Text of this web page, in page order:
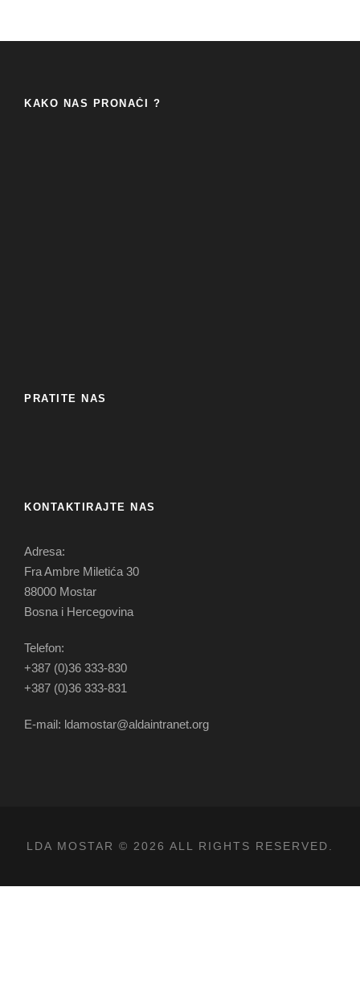
KAKO NAS PRONAĆI ?
PRATITE NAS
KONTAKTIRAJTE NAS
Adresa:
Fra Ambre Miletića 30
88000 Mostar
Bosna i Hercegovina
Telefon:
+387 (0)36 333-830
+387 (0)36 333-831
E-mail: ldamostar@aldaintranet.org
LDA MOSTAR © 2026 ALL RIGHTS RESERVED.